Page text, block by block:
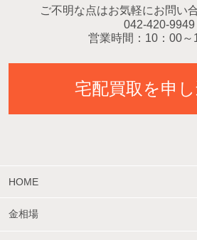
ご不明な点はお気軽にお問い
042-420-9949
営業時間：10：00～
宅配買取を申
HOME
金相場